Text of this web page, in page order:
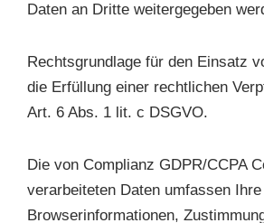
Daten an Dritte weitergegeben
Rechtsgrundlage für den Einsatz
die Erfüllung einer rechtlichen
Art. 6 Abs. 1 lit. c DSGVO.
Die von Complianz GDPR/CCPA
verarbeiteten Daten umfassen
Browserinformationen,